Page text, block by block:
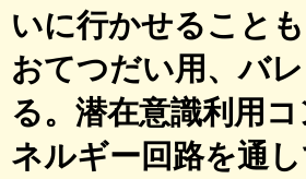
いに行かせること
おてつだい用、バ
る。潜在意識利用
ネルギー回路を通